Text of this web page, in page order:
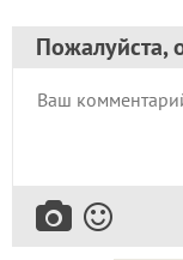
Пожалуйста,